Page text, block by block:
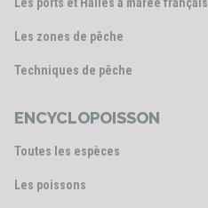
Les ports et Halles à marée français
Les zones de pêche
Techniques de pêche
ENCYCLOPOISSON
Toutes les espèces
Les poissons